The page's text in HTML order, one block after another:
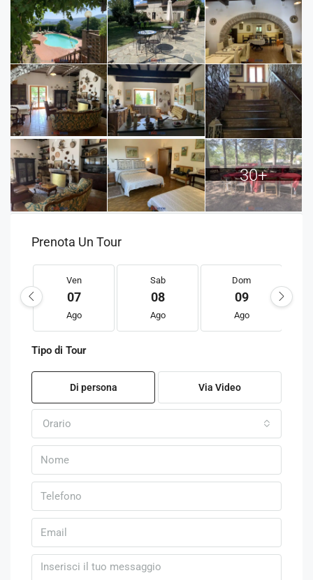
30+
Prenota Un Tour
Ven
07
Ago
Sab
08
Ago
Dom
09
Ago
Tipo di Tour
Di persona Via Video
Orario